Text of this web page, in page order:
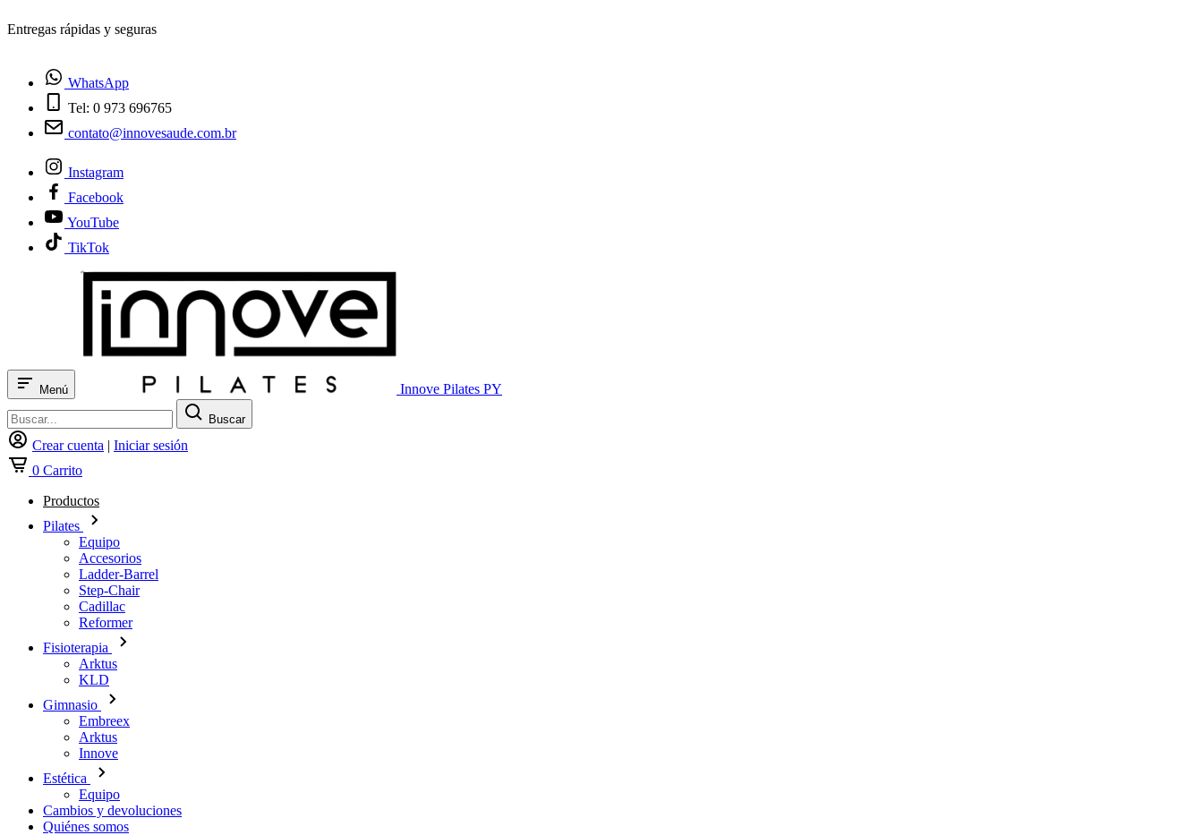
¿Tienes dudas? Habla con nosotros
WhatsApp
Tel: 0 973 696765
contato@innovesaude.com.br
Instagram
Facebook
YouTube
TikTok
Menú Innove Pilates PY
Buscar
Crear cuenta | Iniciar sesión
0 Carrito
Productos
Pilates
Equipo
Accesorios
Ladder-Barrel
Step-Chair
Cadillac
Reformer
Fisioterapia
Arktus
KLD
Gimnasio
Embreex
Arktus
Innove
Estética
Equipo
Cambios y devoluciones
Quiénes somos